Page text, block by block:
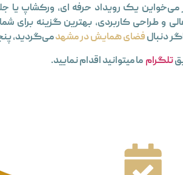
یک رویداد حرفه ای، ورکشاپ یا
و طراحی کاربردی، بهترین گزینه
دنبالفضای همایش در مشهدمی‌گردید،
تلگرام ما میتوانید اقدام نمایید.